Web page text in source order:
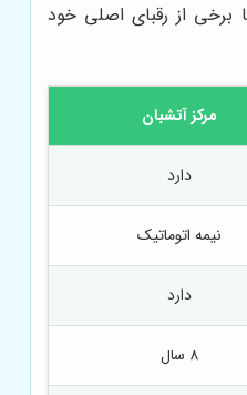
برخی از رقبای اصلی خود
مرکز آتشبان
دارد
نیمه اتوماتیک
دارد
8 سال